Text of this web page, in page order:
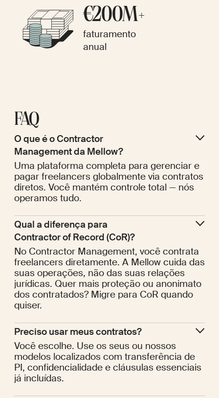
€200M+
faturamento
anual
FAQ
O que é o Contractor
Management da Mellow?
Uma plataforma completa para gerenciar e
pagar freelancers globalmente via contratos
diretos. Você mantém controle total — nós
operamos tudo.
Qual a diferença para
Contractor of Record (CoR)?
No Contractor Management, você contrata
freelancers diretamente. A Mellow cuida das
suas operações, não das suas relações
jurídicas. Quer mais proteção ou anonimato
dos contratados? Migre para CoR quando
quiser.
Preciso usar meus contratos?
Você escolhe. Use os seus ou nossos
modelos localizados com transferência de
PI, confidencialidade e cláusulas essenciais
já incluídas.